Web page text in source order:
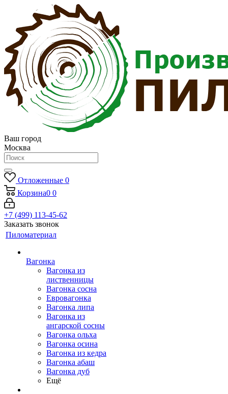
Ваш город
Москва
Отложенные 0
Корзина0 0
+7 (499) 113-45-62
Заказать звонок
Пиломатериал
Вагонка
Вагонка из
лиственницы
Вагонка сосна
Евровагонка
Вагонка липа
Вагонка из
ангарской сосны
Вагонка ольха
Вагонка осина
Вагонка из кедра
Вагонка абаш
Вагонка дуб
Ещё